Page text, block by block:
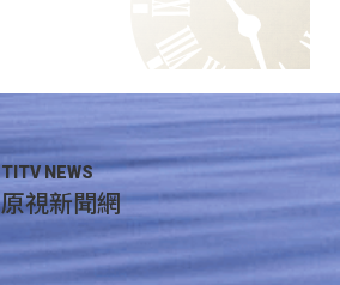
TITV NEWS
原視新聞網